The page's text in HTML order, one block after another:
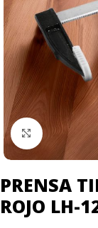
Click to
PRENSA
ROJO LH-